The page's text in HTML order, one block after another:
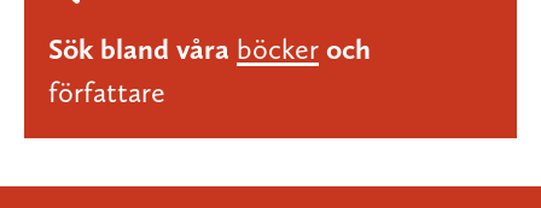
Sök bland våra böcker och
författare